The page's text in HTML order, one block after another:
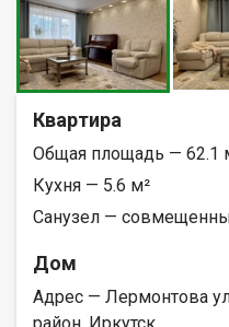
Квартира
Общая площадь — 62.1
Кухня — 5.6 м²
Санузел —
Дом
Адрес — Лермонтова
район, Иркутск